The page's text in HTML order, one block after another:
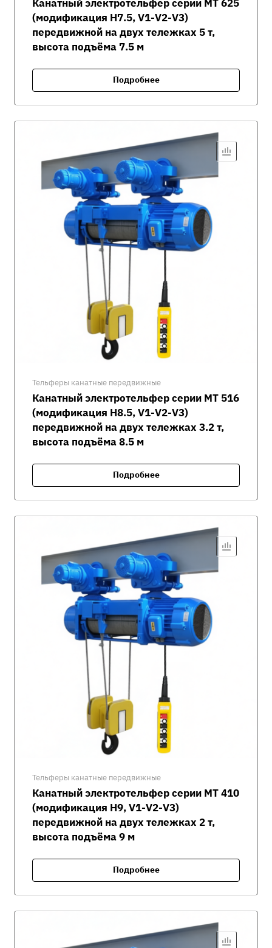
Канатный электротельфер серии MT 625
(модификация H7.5, V1-V2-V3)
передвижной на двух тележках 5 т,
высота подъёма 7.5 м
Подробнее
Тельферы канатные передвижные
Канатный электротельфер серии MT 516
(модификация H8.5, V1-V2-V3)
передвижной на двух тележках 3.2 т,
высота подъёма 8.5 м
Подробнее
Тельферы канатные передвижные
Канатный электротельфер серии MT 410
(модификация H9, V1-V2-V3)
передвижной на двух тележках 2 т,
высота подъёма 9 м
Подробнее